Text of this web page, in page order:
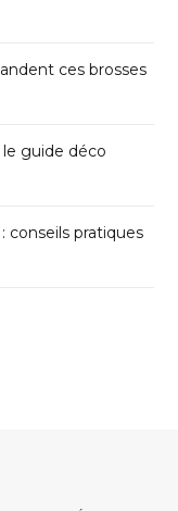
ces brosses
le guide déco
conseils pratiques